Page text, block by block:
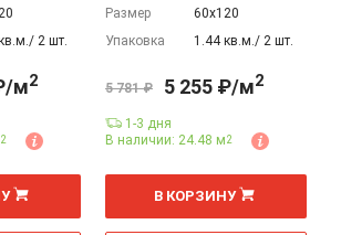
2 шт.
м2
2
м
Размер
60х120
Упаковка
1.44 кв.м./ 2 шт.
5 781 ₽ 5 255 ₽/м2
1-3 дня
В наличии: 24.48 м2
м
В КОРЗИНУ